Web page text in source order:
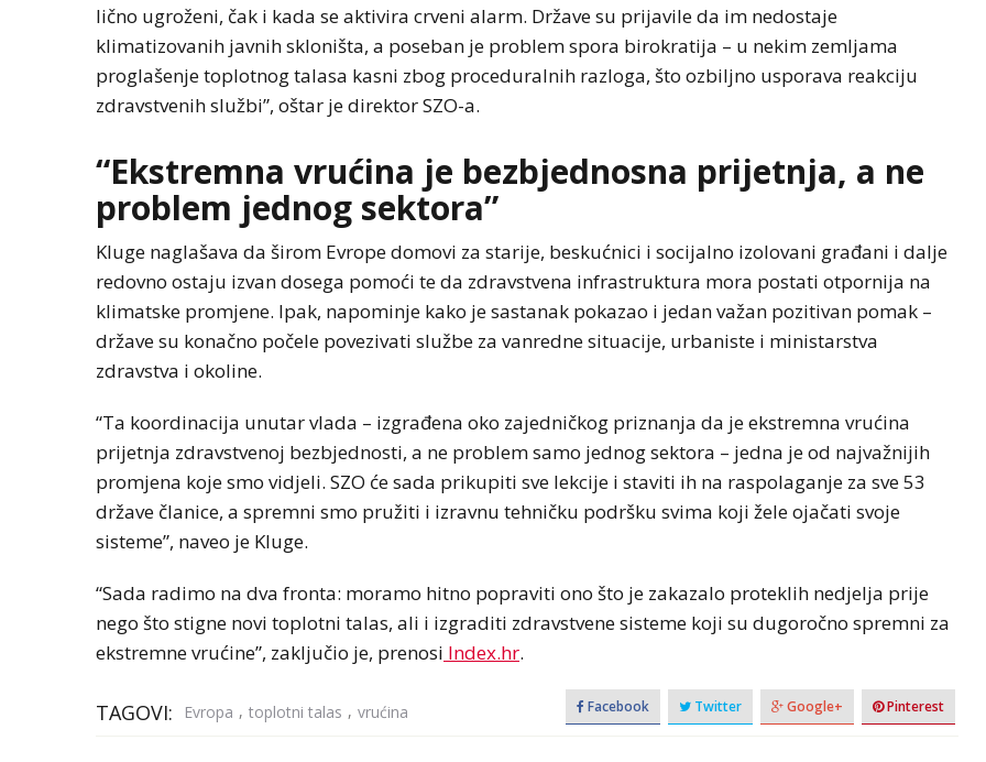
lično ugroženi, čak i kada se aktivira crveni alarm. Države su prijavile da im nedostaje
klimatizovanih javnih skloništa, a poseban je problem spora birokratija – u nekim zemljama
proglašenje toplotnog talasa kasni zbog proceduralnih razloga, što ozbiljno usporava reakciju
zdravstvenih službi”, oštar je direktor SZO-a.
“Ekstremna vrućina je bezbjednosna prijetnja, a ne
problem jednog sektora”
Kluge naglašava da širom Evrope domovi za starije, beskućnici i socijalno izolovani građani i dalje
redovno ostaju izvan dosega pomoći te da zdravstvena infrastruktura mora postati otpornija na
klimatske promjene. Ipak, napominje kako je sastanak pokazao i jedan važan pozitivan pomak –
države su konačno počele povezivati službe za vanredne situacije, urbaniste i ministarstva
zdravstva i okoline.
“Ta koordinacija unutar vlada – izgrađena oko zajedničkog priznanja da je ekstremna vrućina
prijetnja zdravstvenoj bezbjednosti, a ne problem samo jednog sektora – jedna je od najvažnijih
promjena koje smo vidjeli. SZO će sada prikupiti sve lekcije i staviti ih na raspolaganje za sve 53
države članice, a spremni smo pružiti i izravnu tehničku podršku svima koji žele ojačati svoje
sisteme”, naveo je Kluge.
“Sada radimo na dva fronta: moramo hitno popraviti ono što je zakazalo proteklih nedjelja prije
nego što stigne novi toplotni talas, ali i izgraditi zdravstvene sisteme koji su dugoročno spremni za
ekstremne vrućine”, zaključio je, prenosi Index.hr.
TAGOVI: Evropa , toplotni talas , vrućina Facebook Twitter Google+ Pinterest